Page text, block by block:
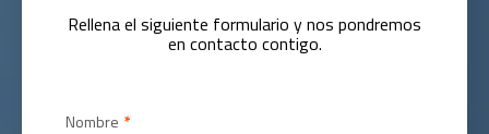
Rellena el siguiente formulario y nos pondremos
en contacto contigo.
Nombre *